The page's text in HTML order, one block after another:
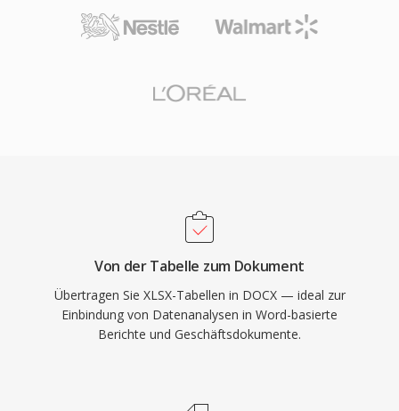
Von der Tabelle zum Dokument
Übertragen Sie XLSX-Tabellen in DOCX — ideal zur
Einbindung von Datenanalysen in Word-basierte
Berichte und Geschäftsdokumente.